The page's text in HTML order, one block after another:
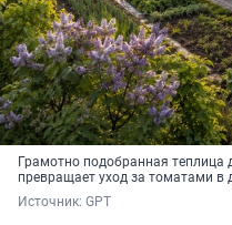
Грамотно подобранная теплица
превращает уход за томатами в
Источник: GPT